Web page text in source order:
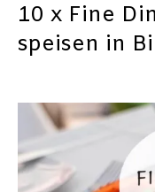
10 x Fine
speisen in